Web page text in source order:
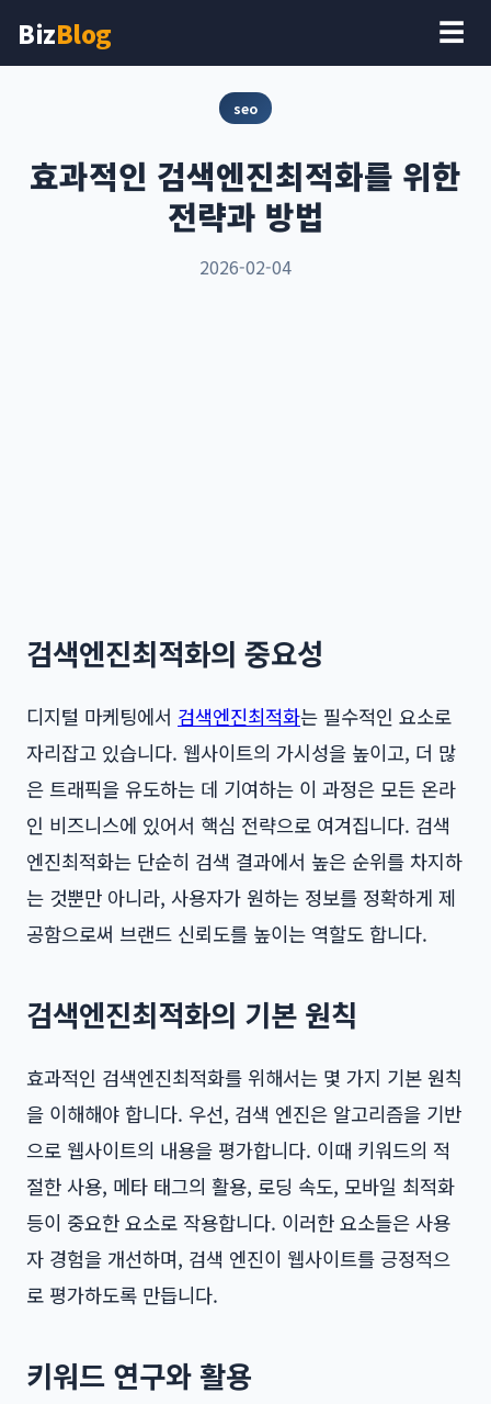
BizBlog ☰
seo
효과적인 검색엔진최적화를 위한
전략과 방법
2026-02-04
검색엔진최적화의 중요성
디지털 마케팅에서 검색엔진최적화는 필수적인 요소로
자리잡고 있습니다. 웹사이트의 가시성을 높이고, 더 많
은 트래픽을 유도하는 데 기여하는 이 과정은 모든 온라
인 비즈니스에 있어서 핵심 전략으로 여겨집니다. 검색
엔진최적화는 단순히 검색 결과에서 높은 순위를 차지하
는 것뿐만 아니라, 사용자가 원하는 정보를 정확하게 제
공함으로써 브랜드 신뢰도를 높이는 역할도 합니다.
검색엔진최적화의 기본 원칙
효과적인 검색엔진최적화를 위해서는 몇 가지 기본 원칙
을 이해해야 합니다. 우선, 검색 엔진은 알고리즘을 기반
으로 웹사이트의 내용을 평가합니다. 이때 키워드의 적
절한 사용, 메타 태그의 활용, 로딩 속도, 모바일 최적화
등이 중요한 요소로 작용합니다. 이러한 요소들은 사용
자 경험을 개선하며, 검색 엔진이 웹사이트를 긍정적으
로 평가하도록 만듭니다.
키워드 연구와 활용